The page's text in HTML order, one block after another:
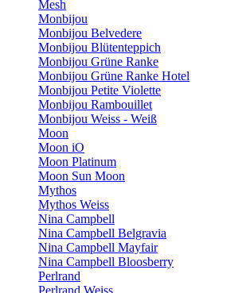
Mesh
Monbijou
Monbijou Belvedere
Monbijou Blütenteppich
Monbijou Grüne Ranke
Monbijou Grüne Ranke Hotel
Monbijou Petite Violette
Monbijou Rambouillet
Monbijou Weiss - Weiß
Moon
Moon iO
Moon Platinum
Moon Sun Moon
Mythos
Mythos Weiss
Nina Campbell
Nina Campbell Belgravia
Nina Campbell Mayfair
Nina Campbell Bloosberry
Perlrand
Perlrand Weiss